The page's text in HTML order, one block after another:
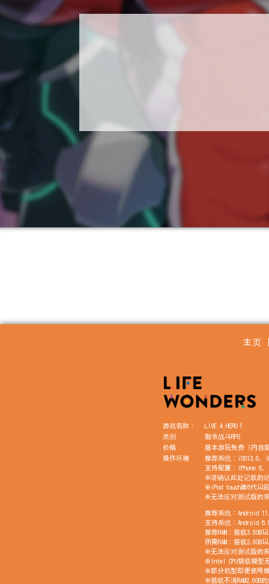
主页
游戏名称：
LIVE A HERO！
类别
指令战斗RPG
价格
基本游玩免费（内含
操作环境
推荐系统：iOS13.0、
支持配置：iPhone 6
※请确认此处记载的
※iPod touch第6代以
※无法应对测试版的
推荐系统：Android
支持系统：Android
推荐RAM：搭载
所需RAM：搭载
※无法应对测试版的
※Intel CPU搭载模型
※部分机型即便使用
※搭载不满RAM2.0GB